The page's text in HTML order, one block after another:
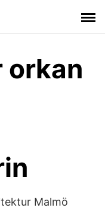
orkan
Malmö